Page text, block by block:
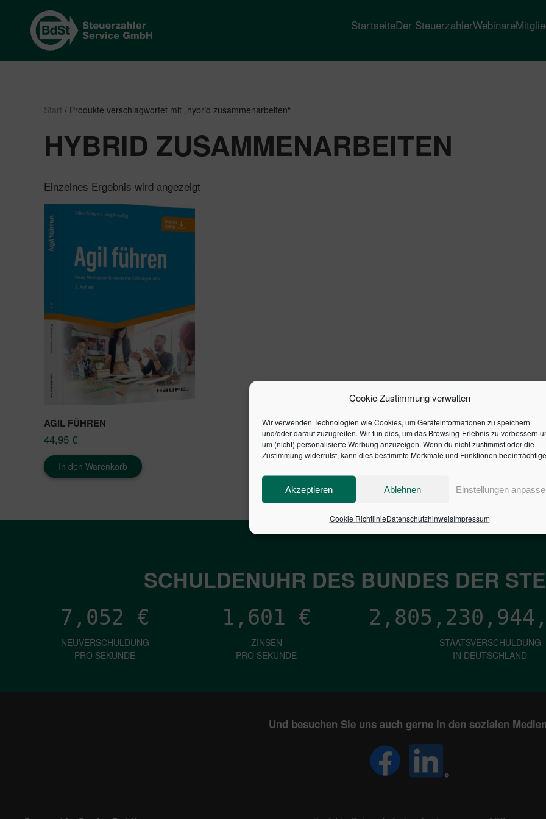
Cookie Zustimmung verwalten
Wir verwenden Technologien wie Cookies, um Geräteinformationen zu speichern
und/oder darauf zuzugreifen. Wir tun dies, um das Browsing-Erlebnis zu verbessern
um (nicht) personalisierte Werbung anzuzeigen. Wenn du nicht zustimmst oder die
Zustimmung widerrufst, kann dies bestimmte Merkmale und Funktionen
Akzeptieren Ablehnen Einstellungen
Cookie RichtlinieDatenschutzhinweisImpressum
StartseiteDer SteuerzahlerWebinare
Start / Produkte verschlagwortet mit „hybrid zusammenarbeiten“
HYBRID ZUSAMMENARBEITEN
Einzelnes Ergebnis wird angezeigt
AGIL FÜHREN
44,95 €
In den Warenkorb
SCHULDENUHR DES BUNDES DER
7,052 €
NEUVERSCHULDUNG
PRO SEKUNDE
1,601 €
ZINSEN
PRO SEKUNDE
STAATSVERSCHULDUNG
IN DEUTSCHLAND
Und besuchen Sie uns auch gerne in den sozialen